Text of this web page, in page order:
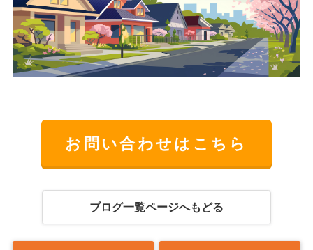
お問い合わせはこちら
ブログ一覧ページへもどる